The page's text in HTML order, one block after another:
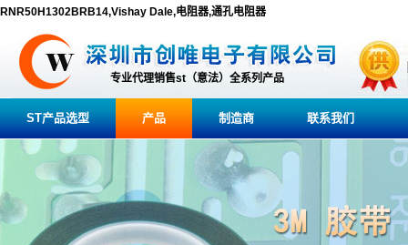
RNR50H1302BRB14,Vishay Dale,电阻器,通孔电阻器
专业代理销售st（意法）全系列产品
ST产品选型 产品 制造商 联系我们